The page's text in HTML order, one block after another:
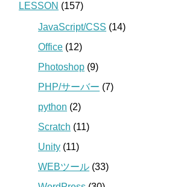
LESSON (157)
JavaScript/CSS (14)
Office (12)
Photoshop (9)
PHP/サーバー (7)
python (2)
Scratch (11)
Unity (11)
WEBツール (33)